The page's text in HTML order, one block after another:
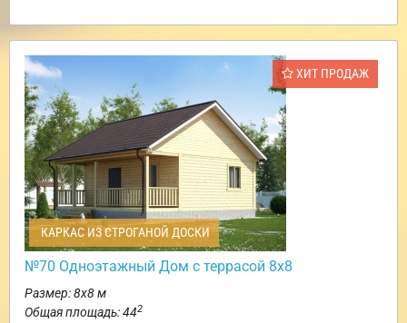
ХИТ ПРОДАЖ
КАРКАС ИЗ СТРОГАНОЙ ДОСКИ
№70 Одноэтажный Дом с террасой 8х8
Размер: 8х8 м
Общая площадь: 442